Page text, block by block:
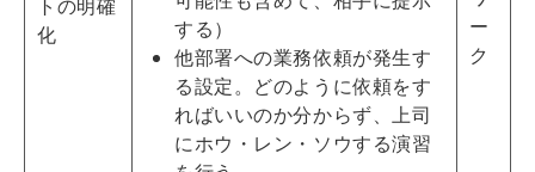
ー
ク
トの明確
化
する）
他部署への業務依頼が発生す
る設定。どのように依頼をす
ればいいのか分からず、上司
にホウ・レン・ソウする演習